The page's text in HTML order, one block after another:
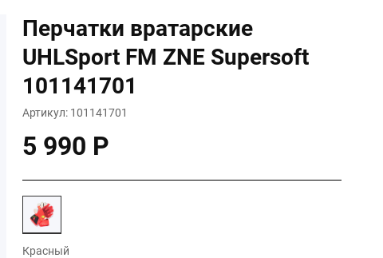
Перчатки вратарские
UHLSport FM ZNE Supersoft
101141701
Артикул: 101141701
5 990 Р
Красный